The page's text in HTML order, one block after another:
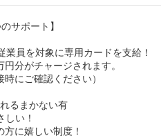
サポート】
員を対象に専用カードを支給！
分がチャージされます。
にご確認ください）
るまかない有
い！
に嬉しい制度！